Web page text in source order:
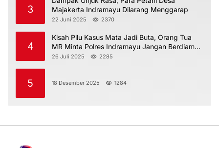
3
Majakerta Indramayu Dilarang Menggarap
22 Juni 2025 2370
4
Kisah Pilu Kasus Mata Jadi Buta, Orang Tua
MR Minta Polres Indramayu Jangan Berdiam
Diri
26 Juli 2025 2285
5 18 Desember 2025 1284